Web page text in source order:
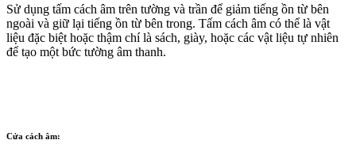
Sử dụng tấm cách âm trên tường và trần để giảm tiếng ồn từ bên
ngoài và giữ lại tiếng ồn từ bên trong. Tấm cách âm có thể là vật
liệu đặc biệt hoặc thậm chí là sách, giày, hoặc các vật liệu tự nhiên
để tạo một bức tường âm thanh.
Cửa cách âm: